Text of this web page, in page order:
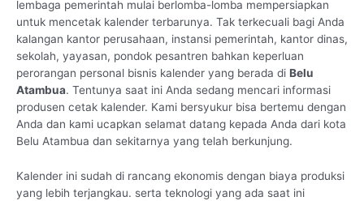
lembaga pemerintah mulai berlomba-lomba mempersiapkan
untuk mencetak kalender terbarunya. Tak terkecuali bagi Anda
kalangan kantor perusahaan, instansi pemerintah, kantor dinas,
sekolah, yayasan, pondok pesantren bahkan keperluan
perorangan personal bisnis kalender yang berada di Belu
Atambua. Tentunya saat ini Anda sedang mencari informasi
produsen cetak kalender. Kami bersyukur bisa bertemu dengan
Anda dan kami ucapkan selamat datang kepada Anda dari kota
Belu Atambua dan sekitarnya yang telah berkunjung.
Kalender ini sudah di rancang ekonomis dengan biaya produksi
yang lebih terjangkau. serta teknologi yang ada saat ini